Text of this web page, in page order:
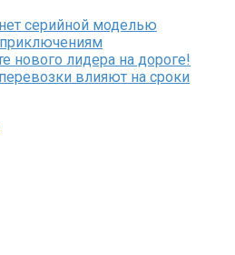
серийной моделью
приключениям
нового лидера на дороге!
влияют на сроки